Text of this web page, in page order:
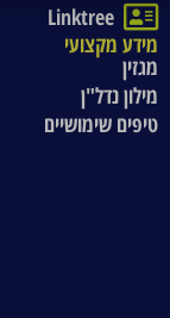
Linktree
מידע מקצועי
מגזין
מילון נדל"ן
טיפים שימושיים